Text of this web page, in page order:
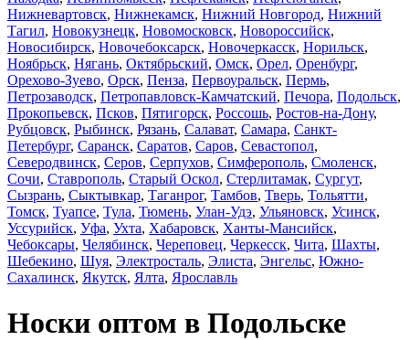
Нижневартовск, Нижнекамск, Нижний Новгород, Нижний
Тагил, Новокузнецк, Новомосковск, Новороссийск,
Новосибирск, Новочебоксарск, Новочеркасск, Норильск,
Ноябрьск, Нягань, Октябрьский, Омск, Орел, Оренбург,
Орехово-Зуево, Орск, Пенза, Первоуральск, Пермь,
Петрозаводск, Петропавловск-Камчатский, Печора, Подольск,
Прокопьевск, Псков, Пятигорск, Россошь, Ростов-на-Дону,
Рубцовск, Рыбинск, Рязань, Салават, Самара, Санкт-
Петербург, Саранск, Саратов, Саров, Севастопол,
Северодвинск, Серов, Серпухов, Симферополь, Смоленск,
Сочи, Ставрополь, Старый Оскол, Стерлитамак, Сургут,
Сызрань, Сыктывкар, Таганрог, Тамбов, Тверь, Тольятти,
Томск, Туапсе, Тула, Тюмень, Улан-Удэ, Ульяновск, Усинск,
Уссурийск, Уфа, Ухта, Хабаровск, Ханты-Мансийск,
Чебоксары, Челябинск, Череповец, Черкесск, Чита, Шахты,
Шебекино, Шуя, Электросталь, Элиста, Энгельс, Южно-
Сахалинск, Якутск, Ялта, Ярославль
Носки оптом в Подольске